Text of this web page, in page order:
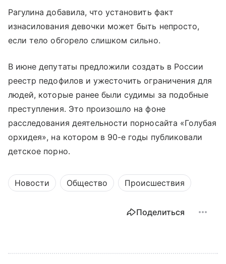
Рагулина добавила, что установить факт
изнасилования девочки может быть непросто,
если тело обгорело слишком сильно.
В июне депутаты предложили создать в России
реестр педофилов и ужесточить ограничения для
людей, которые ранее были судимы за подобные
преступления. Это произошло на фоне
расследования деятельности порносайта «Голубая
орхидея», на котором в 90-е годы публиковали
детское порно.
Новости Общество Происшествия
Поделиться